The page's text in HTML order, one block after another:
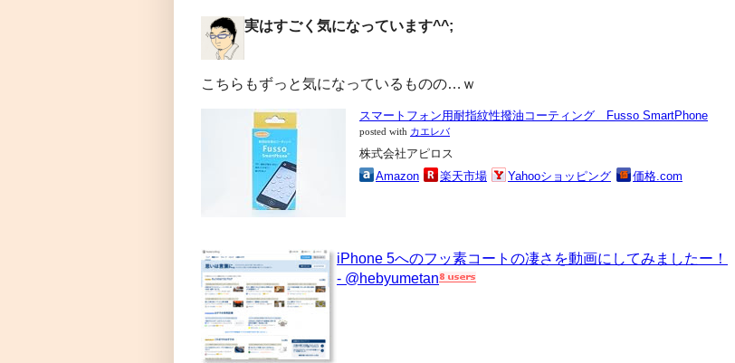
実はすごく気になっています^^;
こちらもずっと気になっているものの…ｗ
スマートフォン用耐指紋性撥油コーティング Fusso SmartPhone
posted with カエレバ
株式会社アピロス
Amazon
楽天市場 Yahooショッピング 価格.com
iPhone 5へのフッ素コートの凄さを動画にしてみましたー！
- @hebyumetan